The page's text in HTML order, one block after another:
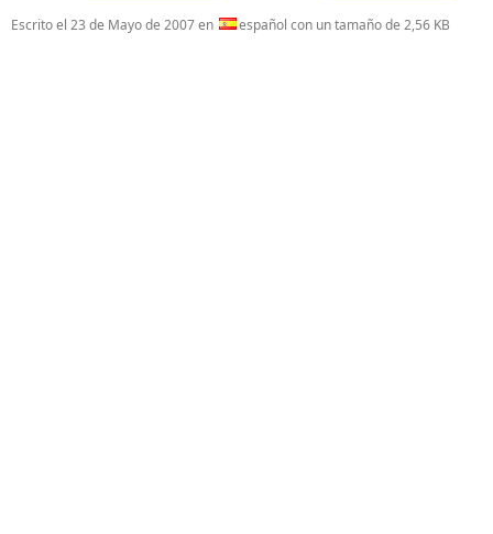
Escrito el 23 de Mayo de 2007en español con un tamaño de 2,56 KB